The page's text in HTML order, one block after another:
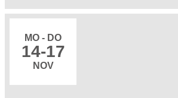
MO - DO
14-17
NOV